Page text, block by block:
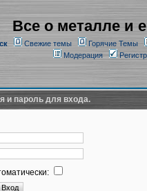
Все о металле и
Свежие темы Горячие Темы
Модерация
и пароль для входа.